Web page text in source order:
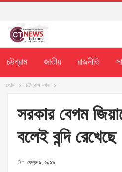
চট্টগ্রাম জাতীয় রাজনীতি
হোম চট্টগ্রাম নগর
সরকার বেগম
বলেই বন্দি রেখেছে
On ফেব্রু ৯, ২০১৯